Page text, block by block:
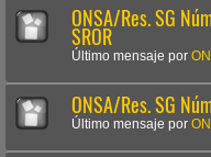
ONSA/Res. SG
SROR
Último mensaje por
ONSA/Res. SG
Último mensaje por